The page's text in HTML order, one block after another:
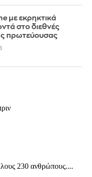
με εκρηκτικά
στο διεθνές
πρωτεύουσας